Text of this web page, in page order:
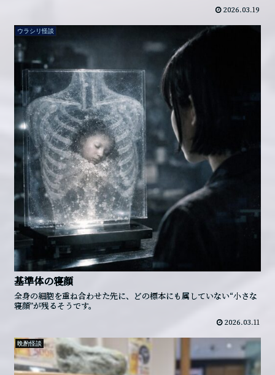
2026.03.19
ウラシリ怪談
基準体の寝顔
全身の細胞を重ね合わせた先に、どの標本にも属していない“小さな
寝顔”が残るそうです。
2026.03.11
晩酌怪談